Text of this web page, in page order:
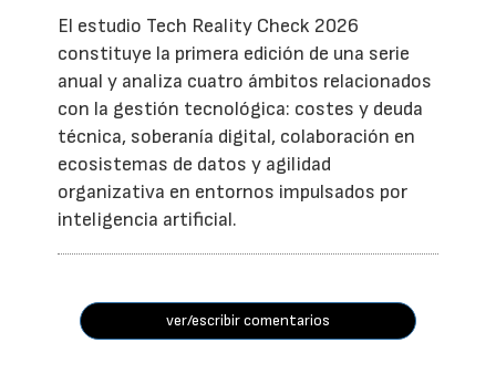
El estudio Tech Reality Check 2026
constituye la primera edición de una serie
anual y analiza cuatro ámbitos relacionados
con la gestión tecnológica: costes y deuda
técnica, soberanía digital, colaboración en
ecosistemas de datos y agilidad
organizativa en entornos impulsados por
inteligencia artificial.
ver/escribir comentarios